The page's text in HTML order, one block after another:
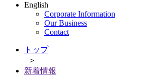
English
Corporate Information
Our Business
Contact
トップ
＞
新着情報